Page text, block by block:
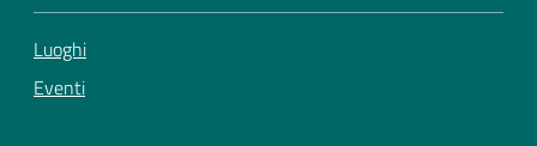
Luoghi
Eventi